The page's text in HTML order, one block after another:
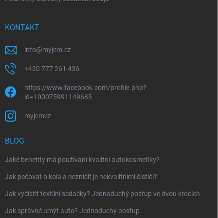
KONTAKT
info@myjem.cz
+420 777 261 436
https://www.facebook.com/profile.php?
id=100075991149685
myjemcz
BLOG
Jaké benefity má používání kvalitní autokosmetiky?
Jak pečovat o kola a nezničit je nekvalitními čističi?
Jak vyčistit textilní sedačky? Jednoduchý postup ve dvou krocích
Jak správně umýt auto? Jednoduchý postup